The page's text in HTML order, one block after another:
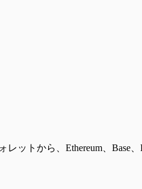
ットから、Ethereum、Base